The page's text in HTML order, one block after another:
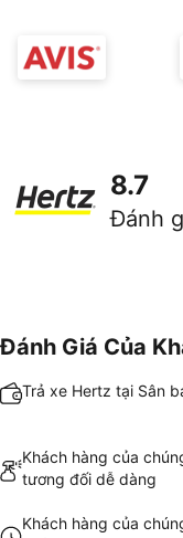
8.7
Đánh
Đánh Giá Của
Trả xe Hertz tại Sân
Khách hàng của
tương đối dễ dàng
Khách hàng của